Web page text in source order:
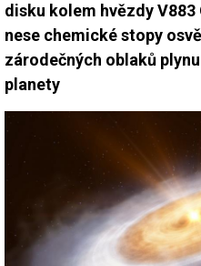
disku kolem hvězdy
nese chemické stopy
zárodečných oblaků
planety